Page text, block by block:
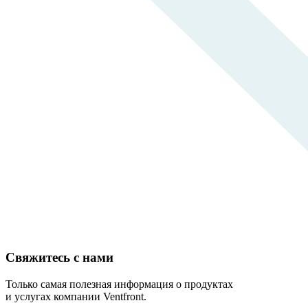
Свяжитесь с нами
Только самая полезная информация о продуктах
и услугах компании Ventfront.